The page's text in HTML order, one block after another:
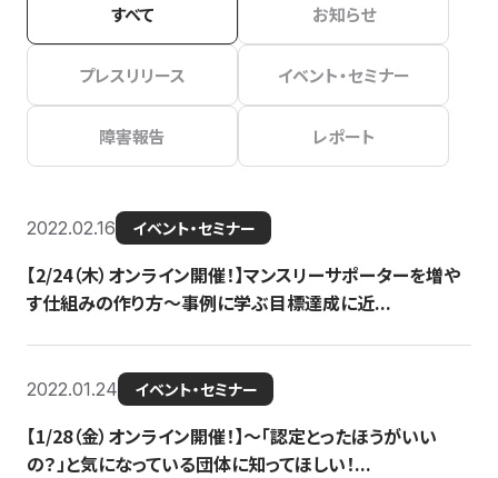
すべて お知らせ
プレスリリース イベント・セミナー
障害報告 レポート
2022.02.16 イベント・セミナー
【2/24（木）オンライン開催！】マンスリーサポーターを増や
す仕組みの作り方〜事例に学ぶ目標達成に近...
2022.01.24 イベント・セミナー
【1/28（金）オンライン開催！】〜「認定とったほうがいい
の？」と気になっている団体に知ってほしい！...